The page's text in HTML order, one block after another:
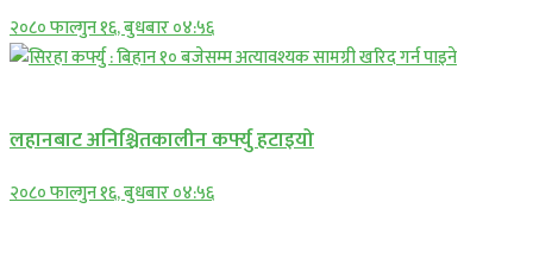
२०८० फाल्गुन १६, बुधबार ०४:५६
लहानबाट अनिश्चितकालीन कर्फ्यु हटाइयो
२०८० फाल्गुन १६, बुधबार ०४:५६